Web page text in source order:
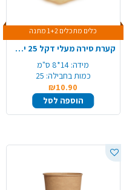
כלים מתכלים 1+2 מתנה
קערת סירה מעלי דקל 25 יח' 140 מ"מ - בינוני
מידה: 14*8 ס"מ
כמות בחבילה: 25
₪10.90
הוספה לסל